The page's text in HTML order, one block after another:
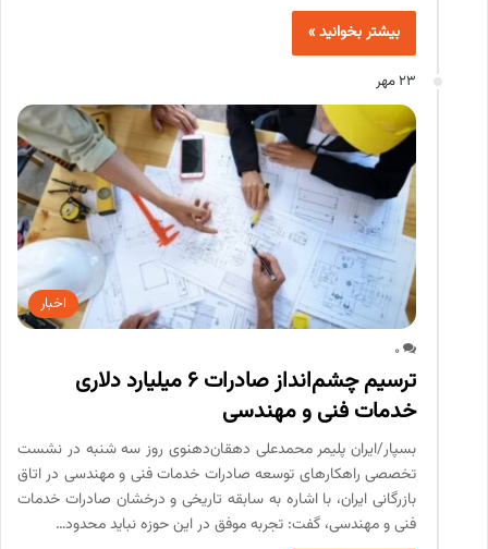
بیشتر بخوانید »
23 مهر
اخبار
0
ترسیم چشم‌انداز صادرات ۶ میلیارد دلاری
خدمات فنی و مهندسی
بسپار/ایران پلیمر محمدعلی دهقان‌دهنوی روز سه شنبه در نشست
تخصصی راهکارهای توسعه صادرات خدمات فنی و مهندسی در اتاق
بازرگانی ایران، با اشاره به سابقه تاریخی و درخشان صادرات خدمات
فنی و مهندسی، گفت: تجربه موفق در این حوزه نباید محدود…